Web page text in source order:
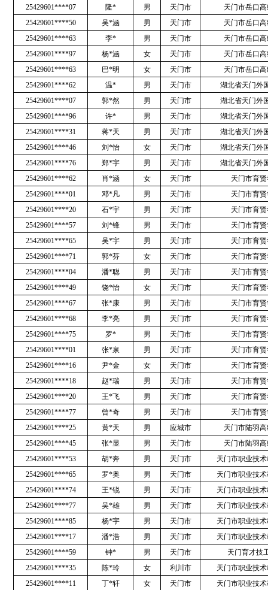
25429601****07
隆* 男 天门市
天门市岳口
25429601****50
吴*涵 男 天门市
天门市岳口
25429601****63
李* 男 天门市
天门市岳口
25429601****97
杨*涵 女 天门市
天门市岳口
25429601****63
巴*明 女 天门市
天门市岳口
25429601****62
温* 男 天门市
湖北省天门外
25429601****07
郭*然 男 天门市
湖北省天门外
25429601****96
许* 男 天门市
湖北省天门外
25429601****31
蒋*天 男 天门市
湖北省天门外
25429601****46
刘*怡 女 天门市
湖北省天门外
25429601****76
郑*宇 男 天门市
湖北省天门外
25429601****62
肖*涵 女 天门市
天门市育
25429601****01
邓*凡 男 天门市
天门市育
25429601****20
石*宇 男 天门市
天门市育
25429601****57
刘*锋 男 天门市
天门市育
25429601****65
吴*宇 男 天门市
天门市育
25429601****71
郭*芬 女 天门市
天门市育
25429601****04
潘*聪 男 天门市
天门市育
25429601****49
饶*怡 女 天门市
天门市育
25429601****67
张*康 男 天门市
天门市育
25429601****68
李*亮 男 天门市
天门市育
25429601****75
罗* 男 天门市
天门市育
25429601****01
张*泉 男 天门市
天门市育
25429601****16
尹*金 女 天门市
天门市育
25429601****18
赵*瑞 男 天门市
天门市育
25429601****20
王*飞 男 天门市
天门市育
25429601****77
曾*奇 男 天门市
天门市育
25429601****25
黄*天 男 应城市
天门市陆羽
25429601****45
张*显 男 天门市
天门市陆羽
25429601****53
胡*奔 男 天门市
天门市职业技
25429601****65
罗*奥 男 天门市
天门市职业技
25429601****74
王*锐 男 天门市
天门市职业技
25429601****77
吴*雄 男 天门市
天门市职业技
25429601****85
杨*宇 男 天门市
天门市职业技
25429601****17
潘*浩 男 天门市
天门市职业技
25429601****59
钟* 男 天门市
天门育才技
25429601****35
陈*玲 女 利川市
天门市职业技
25429601****11
丁*轩 女 天门市 天门市职业技